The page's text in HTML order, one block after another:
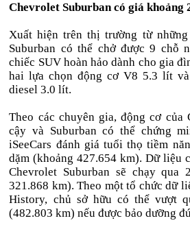
Chevrolet Suburban có giá khoảng
Xuất hiện trên thị trường từ những
Suburban có thể chở được 9 chỗ
chiếc SUV hoàn hảo dành cho gia
hai lựa chọn động cơ V8 5.3 lít
diesel 3.0 lít.
Theo các chuyên gia, động cơ của
cậy và Suburban có thể chứng
iSeeCars đánh giá tuổi thọ tiềm
dặm (khoảng 427.654 km). Dữ liệu
Chevrolet Suburban sẽ chạy qua
321.868 km). Theo một tổ chức dữ
History, chủ sở hữu có thể vượt
(482.803 km) nếu được bảo dưỡng